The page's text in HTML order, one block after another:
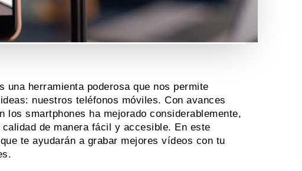
herramienta poderosa que nos permite
nuestros teléfonos móviles. Con avances
smartphones ha mejorado considerablemente,
de manera fácil y accesible. En este
te ayudarán a grabar mejores vídeos con tu